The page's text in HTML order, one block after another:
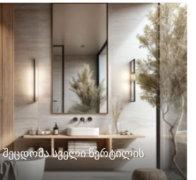
შეცდომა სველი წერტილის